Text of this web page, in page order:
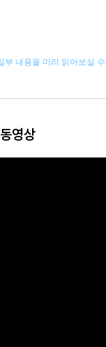
부 내용을 미리 읽어보실
영상